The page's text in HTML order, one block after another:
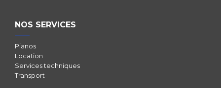
NOS SERVICES
Pianos
Location
Services techniques
Transport